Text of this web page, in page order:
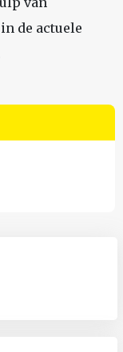
de actuele